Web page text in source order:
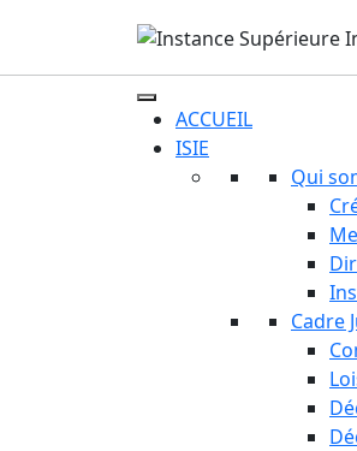
ACCUEIL
ISIE
Qui
Cadre